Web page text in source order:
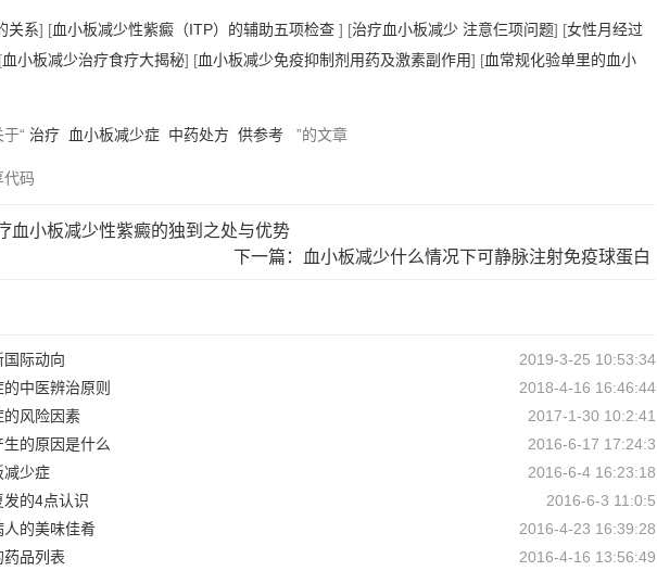
关系] [血小板减少性紫癜（ITP）的辅助五项检查 ] [治疗血小板减少 注意仨项问题] [女性月经过
血小板减少治疗食疗大揭秘] [血小板减少免疫抑制剂用药及激素副作用] [血常规化验单里的血小
“ 治疗 血小板减少症 中药处方 供参考 ”的文章
代码
血小板减少性紫癜的独到之处与优势
下一篇：血小板减少什么情况下可静脉注射免疫球蛋白
国际动向
2019-3-25 10:53:34
中医辨治原则
2018-4-16 16:46:44
的风险因素
2017-1-30 10:2:41
的原因是什么
2016-6-17 17:24:3
减少症
2016-6-4 16:23:18
的4点认识
2016-6-3 11:0:5
的美味佳肴
2016-4-23 16:39:28
品列表
2016-4-16 13:56:49